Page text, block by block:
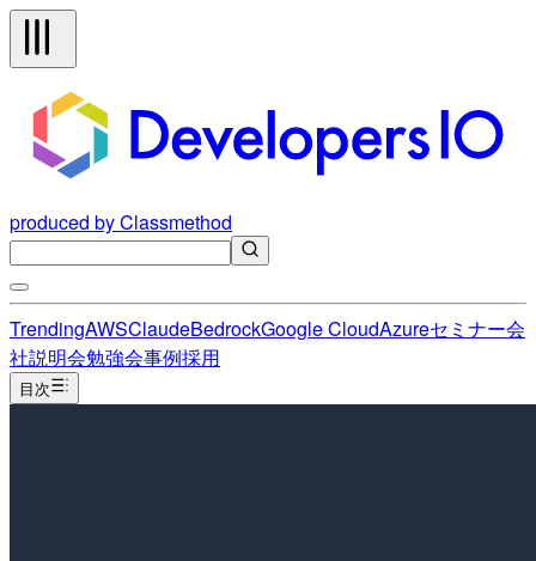
produced by Classmethod
TrendingAWSClaudeBedrockGoogle CloudAzureセミナー会
社説明会勉強会事例採用
目次